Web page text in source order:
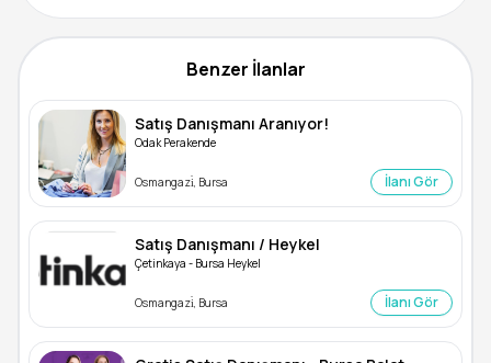
Benzer İlanlar
Satış Danışmanı Aranıyor!
Odak Perakende
Osmangazi̇, Bursa İlanı Gör
Satış Danışmanı / Heykel
Çetinkaya - Bursa Heykel
Osmangazi̇, Bursa İlanı Gör